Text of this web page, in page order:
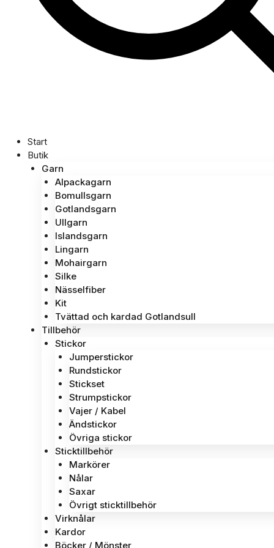
Start
Butik
Garn
Alpackagarn
Bomullsgarn
Gotlandsgarn
Ullgarn
Islandsgarn
Lingarn
Mohairgarn
Silke
Nässelfiber
Kit
Tvättad och kardad Gotlandsull
Tillbehör
Stickor
Jumperstickor
Rundstickor
Stickset
Strumpstickor
Vajer / Kabel
Ändstickor
Övriga stickor
Sticktillbehör
Markörer
Nålar
Saxar
Övrigt sticktillbehör
Virknålar
Kardor
Böcker / Mönster